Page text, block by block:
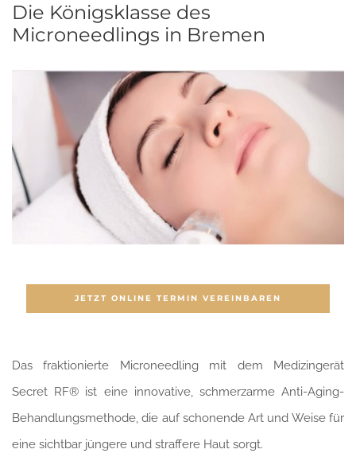
Die Königsklasse des
Microneedlings in Bremen
JETZT ONLINE TERMIN VEREINBAREN
Das fraktionierte Microneedling mit dem Medizingerät
Secret RF® ist eine innovative, schmerzarme Anti-Aging-
Behandlungsmethode, die auf schonende Art und Weise für
eine sichtbar jüngere und straffere Haut sorgt.